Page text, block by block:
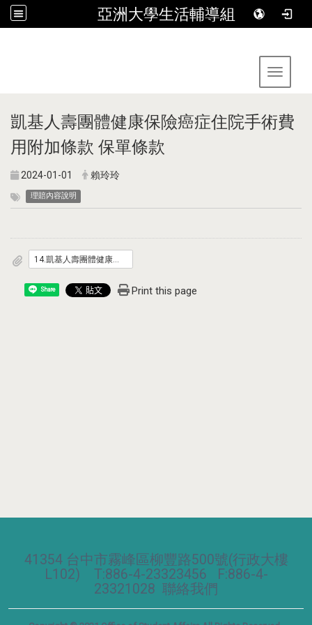
亞洲大學生活輔導組
Toggle
凱基人壽團體健康保險癌症住院手術費
用附加條款 保單條款
2024-01-01 賴玲玲
理賠內容說明
Share Print this page
41354 台中市霧峰區柳豐路500號(行政大樓
L102) T:886-4-23323456 F:886-4-
23321028 聯絡我們